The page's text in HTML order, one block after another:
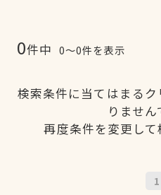
0件中 0〜0件を表示
検索条件に当てはまる
りません
再度条件を変更して
1